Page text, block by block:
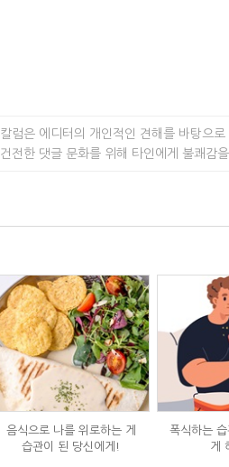
칼럼은 에디터의 개인적인 견해를 바탕으
건전한 댓글 문화를 위해 타인에게 불쾌감
음식으로 나를 위로하는 게
습관이 된 당신에게!
폭식하는
게